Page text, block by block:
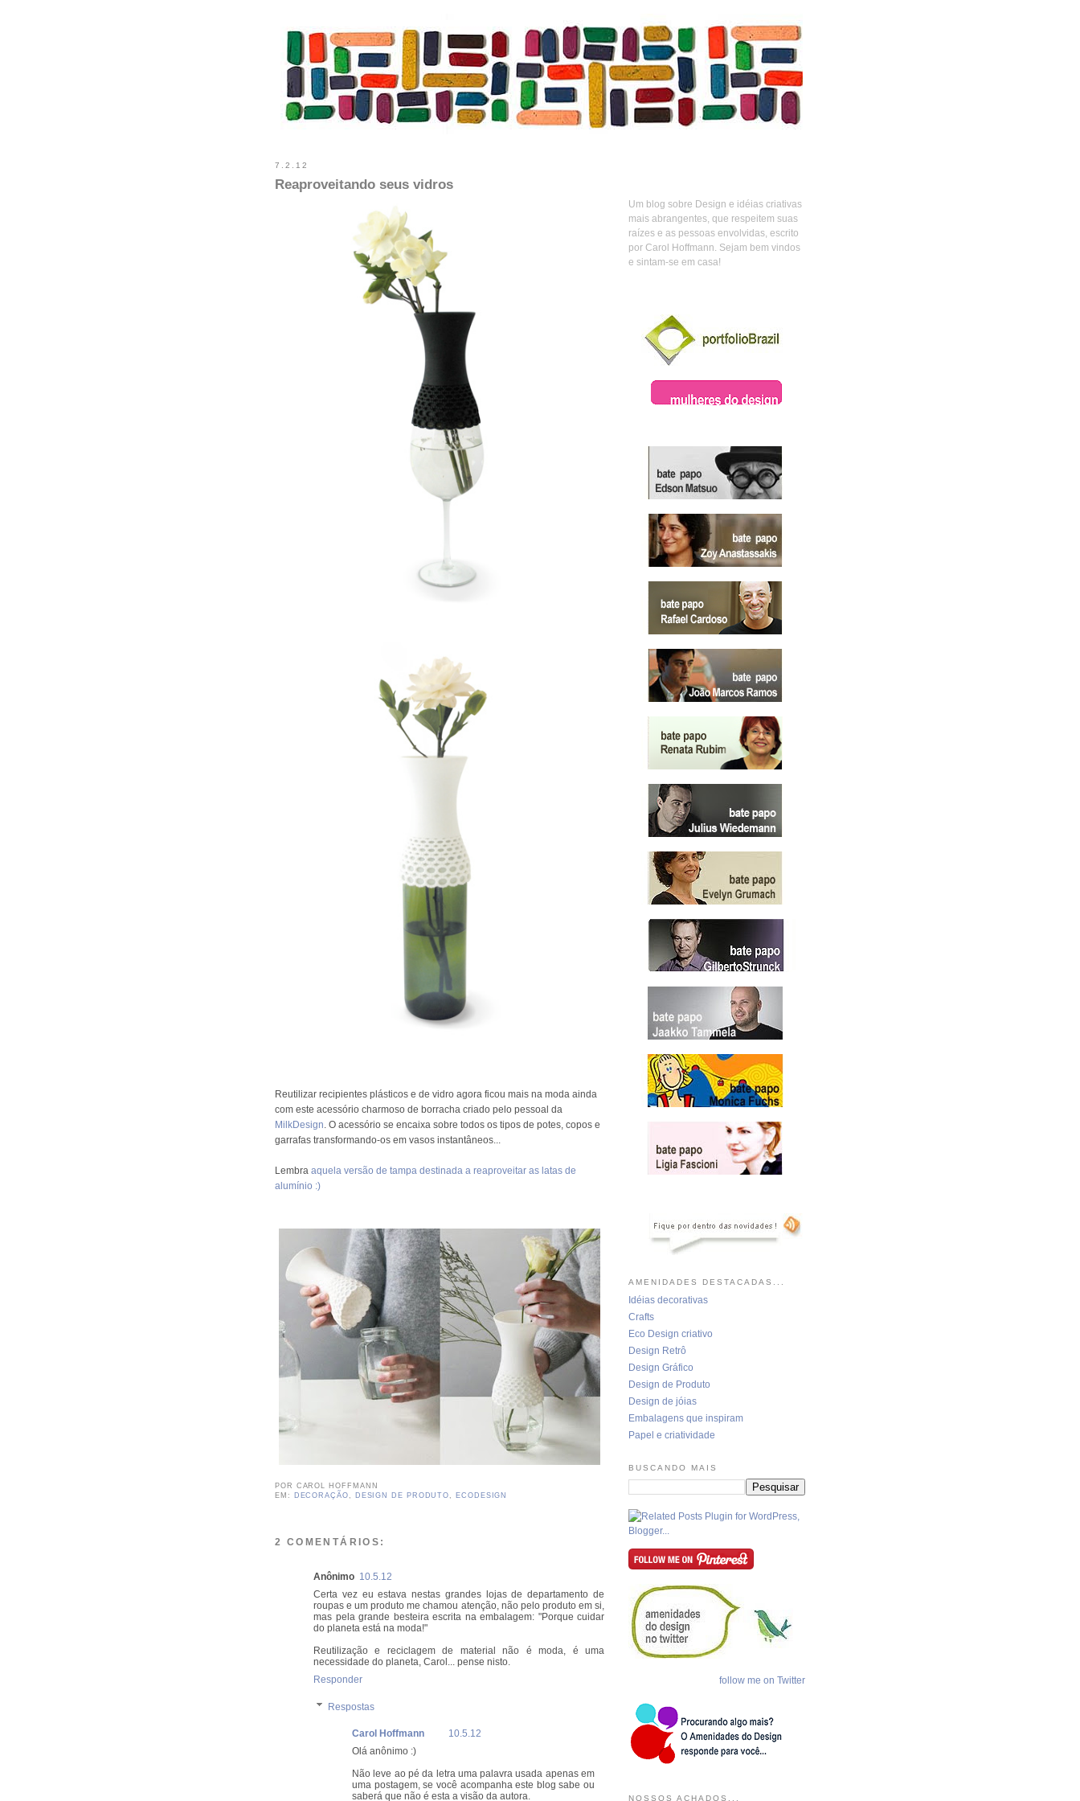
7.2.12
Reaproveitando seus vidros
Reutilizar recipientes plásticos e de vidro agora ficou mais na moda ainda
com este acessório charmoso de borracha criado pelo pessoal da
MilkDesign. O acessório se encaixa sobre todos os tipos de potes, copos e
garrafas transformando-os em vasos instantâneos...
Lembra aquela versão de tampa destinada a reaproveitar as latas de
alumínio :)
POR CAROL HOFFMANN
EM:
DECORAÇÃO DESIGN DE PRODUTO ECODESIGN
2 COMENTÁRIOS:
Anônimo 10.5.12
Certa vez eu estava nestas grandes lojas de departamento de
roupas e um produto me chamou atenção, não pelo produto em si,
mas pela grande besteira escrita na embalagem: "Porque cuidar
do planeta está na moda!"
Reutilização e reciclagem de material não é moda, é uma
necessidade do planeta, Carol... pense nisto.
Responder
Respostas
Carol Hoffmann
10.5.12
Olá anônimo :)
Não leve ao pé da letra uma palavra usada apenas em
uma postagem, se você acompanha este blog sabe ou
saberá que não é esta a visão da autora.
Um blog sobre Design e idéias criativas
mais abrangentes, que respeitem suas
raízes e as pessoas envolvidas, escrito
por Carol Hoffmann. Sejam bem vindos
e sintam-se em casa!
AMENIDADES DESTACADAS...
Idéias decorativas
Crafts
Eco Design criativo
Design Retrô
Design Gráfico
Design de Produto
Design de jóias
Embalagens que inspiram
Papel e criatividade
BUSCANDO MAIS
follow me on Twitter
NOSSOS ACHADOS...